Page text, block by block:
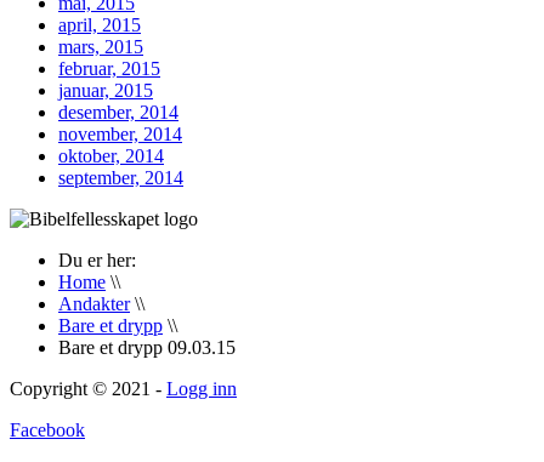
april, 2015
mars, 2015
februar, 2015
januar, 2015
desember, 2014
november, 2014
oktober, 2014
september, 2014
Du er her:
Home \\
Andakter \\
Bare et drypp \\
Bare et drypp 09.03.15
Copyright © 2021 - Logg inn
Facebook